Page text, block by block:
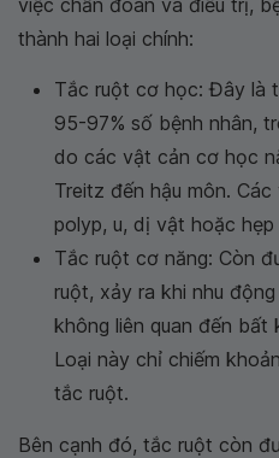
việc chẩn đoán và điều trị,
thành hai loại chính:
Tắc ruột cơ học: Đây là
95-97% số bệnh nhân,
do các vật cản cơ học
Treitz đến hậu môn.
polyp, u, dị vật hoặc
Tắc ruột cơ năng: Còn
ruột, xảy ra khi nhu
không liên quan đến
Loại này chỉ chiếm
tắc ruột.
Bên cạnh đó, tắc ruột còn